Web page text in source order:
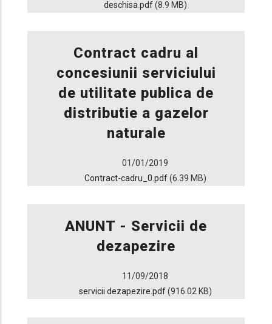
deschisa.pdf (8.9 MB)
Contract cadru al
concesiunii serviciului
de utilitate publica de
distributie a gazelor
naturale
01/01/2019
Contract-cadru_0.pdf (6.39 MB)
ANUNT - Servicii de
dezapezire
11/09/2018
servicii dezapezire.pdf (916.02 KB)